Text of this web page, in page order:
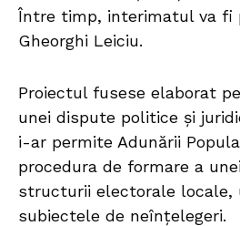
Între timp, interimatul va fi
Gheorghi Leiciu.
Proiectul fusese elaborat
unei dispute politice și
i-ar permite Adunării
procedura de formare a
structurii electorale locale,
subiectele de neînțelegeri.